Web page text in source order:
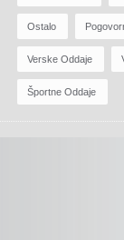
Ostalo
Verske Oddaje
Športne Oddaje